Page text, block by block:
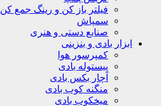
فیلتر باز کن و رینگ جمع کن
سمپاش
صنایع دستی و هنری
ابزار بادی و بنزینی
کمپرسور هوا
پیستوله بادی
آچار بکس بادی
منگنه کوب بادی
میخکوب بادی